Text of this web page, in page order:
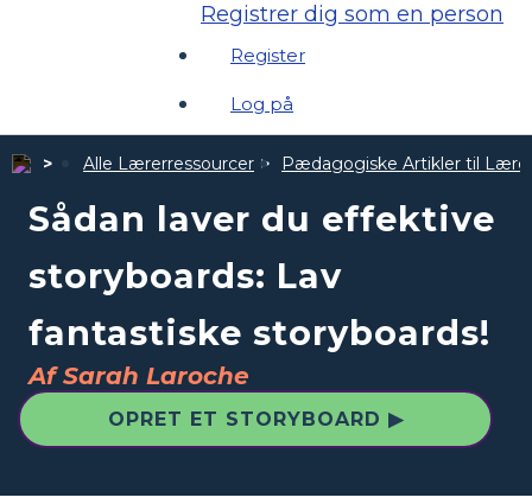
Registrer dig som en person
Register
Log på
Alle Lærerressourcer Pædagogiske Artikler til
Sådan laver du effektive
storyboards: Lav
fantastiske storyboards!
Af Sarah Laroche
OPRET ET STORYBOARD ▶